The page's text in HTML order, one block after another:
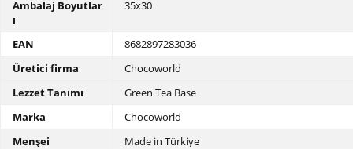
Ambalaj Boyutlar
ı
35x30
EAN
8682897283036
Üretici firma
Chocoworld
Lezzet Tanımı
Green Tea Base
Marka
Chocoworld
Menşei
Made in Türkiye